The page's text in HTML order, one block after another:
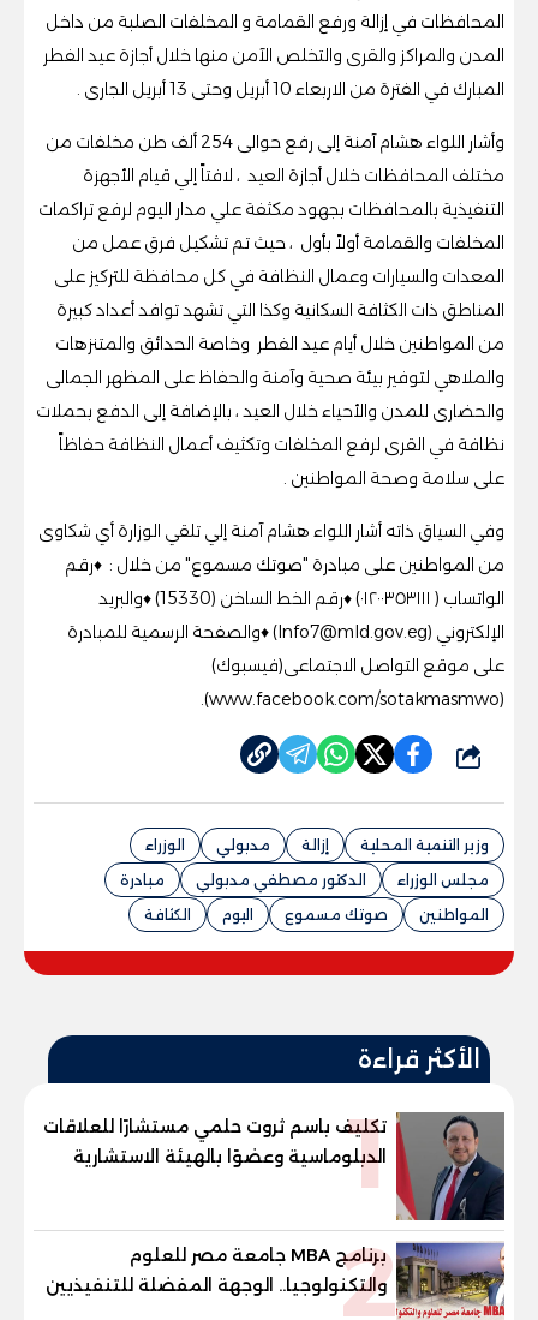
المحافظات في إزالة ورفع القمامة و المخلفات الصلبة من داخل
المدن والمراكز والقرى والتخلص الآمن منها خلال أجازة عيد الفطر
المبارك في الفترة من الاربعاء 10 أبريل وحتى 13 أبريل الجارى .
وأشار اللواء هشام آمنة إلى رفع حوالى 254 ألف طن مخلفات من
مختلف المحافظات خلال أجازة العيد ، لافتاً إلي قيام الأجهزة
التنفيذية بالمحافظات بجهود مكثفة علي مدار اليوم لرفع تراكمات
المخلفات والقمامة أولاً بأول ، حيث تم تشكيل فرق عمل من
المعدات والسيارات وعمال النظافة في كل محافظة للتركيز على
المناطق ذات الكثافة السكانية وكذا التي تشهد توافد أعداد كبيرة
من المواطنين خلال أيام عيد الفطر وخاصة الحدائق والمتنزهات
والملاهي لتوفير بيئة صحية وآمنة والحفاظ على المظهر الجمالى
والحضارى للمدن والأحياء خلال العيد ، بالإضافة إلى الدفع بحملات
نظافة في القرى لرفع المخلفات وتكثيف أعمال النظافة حفاظاً
على سلامة وصحة المواطنين .
وفي السياق ذاته أشار اللواء هشام آمنة إلي تلقي الوزارة أي شكاوى
من المواطنين على مبادرة "صوتك مسموع" من خلال : ♦️رقم
الواتساب ( ٠١٢٠٠٣٥٣١١١) ♦️رقم الخط الساخن (15330) ♦️والبريد
الإلكتروني (Info7@mld.gov.eg) ♦️والصفحة الرسمية للمبادرة
على موقع التواصل الاجتماعى(فيسبوك)
(www.facebook.com/sotakmasmwo).
شارك
وزير التنمية المحلية إزالة مدبولي
الوزراء
مجلس الوزراء
الدكتور مصطفي مدبولي
مبادرة
المواطنين
صوتك مسموع اليوم الكثافة
الأكثر قراءة
1
تكليف باسم ثروت حلمي مستشارًا للعلاقات
الدبلوماسية وعضوًا بالهيئة الاستشارية
العليا لمنظمة «جاد جمينت يوإن»
2
برنامج MBA جامعة مصر للعلوم
والتكنولوجيا.. الوجهة المفضلة للتنفيذيين
وقيادات المؤسسات لصناعة قادة